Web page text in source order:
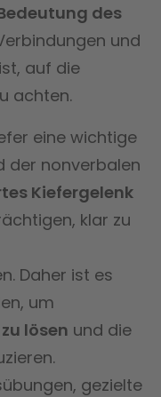
des
und
auf die
achten.
eine wichtige
der nonverbalen
Kiefergelenk
klar zu
Daher ist es
um
lösen und die
gezielte